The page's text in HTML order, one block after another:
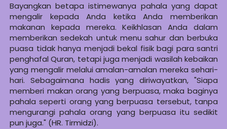
Bayangkan betapa istimewanya pahala yang dapat
mengalir kepada Anda ketika Anda memberikan
makanan kepada mereka. Keikhlasan Anda dalam
memberikan sedekah untuk menu sahur dan berbuka
puasa tidak hanya menjadi bekal fisik bagi para santri
penghafal Quran, tetapi juga menjadi wasilah kebaikan
yang mengalir melalui amalan-amalan mereka sehari-
hari. Sebagaimana hadis yang diriwayatkan, "Siapa
memberi makan orang yang berpuasa, maka baginya
pahala seperti orang yang berpuasa tersebut, tanpa
mengurangi pahala orang yang berpuasa itu sedikit
pun juga." (HR. Tirmidzi).